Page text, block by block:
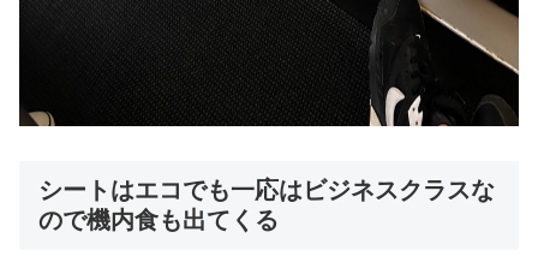
シートはエコでも一応はビジネスクラスな
ので機内食も出てくる